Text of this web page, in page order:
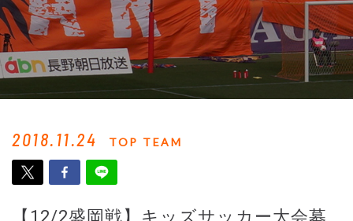
2018.11.24 TOP TEAM
【12/2盛岡戦】キッズサッカー大会募